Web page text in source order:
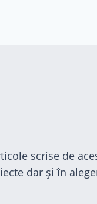
scrise de
dar și în